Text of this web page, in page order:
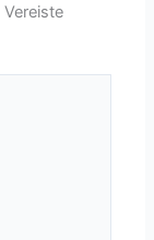
Vereiste